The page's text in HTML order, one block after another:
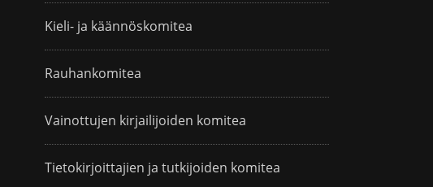
Kieli- ja käännöskomitea
Rauhankomitea
Vainottujen kirjailijoiden komitea
Tietokirjoittajien ja tutkijoiden komitea